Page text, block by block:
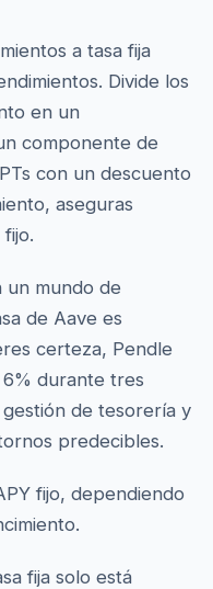
a tasa fija
Divide los
en un
componente de
con un descuento
aseguras
un mundo de
de Aave es
certeza, Pendle
durante tres
gestión de tesorería y
predecibles.
fijo, dependiendo
fija solo está